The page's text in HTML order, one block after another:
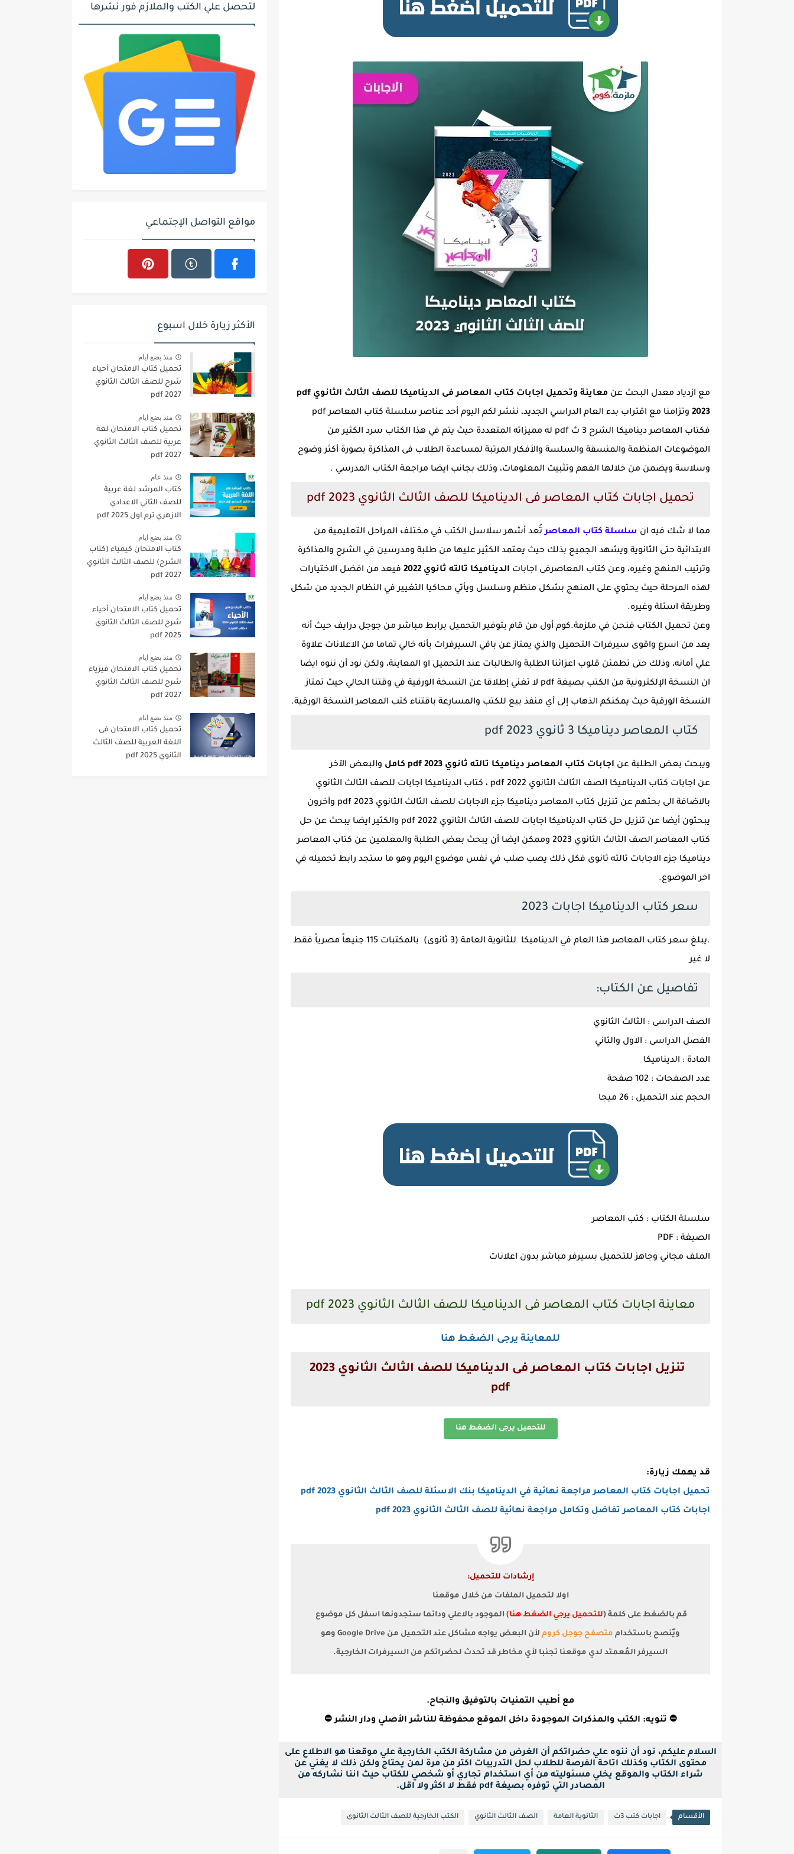
مع ازدياد معدل البحث عن
معاينة وتحميل اجابات كتاب المعاصر فى الديناميكا للصف الثالث الثانوي pdf
2023
وتزامنا مع اقتراب بدء العام الدراسي الجديد، ننشر لكم اليوم أحد عناصر سلسلة كتاب المعاصر pdf
فكتاب المعاصر ديناميكا الشرح 3 ث pdf له مميزاته المتعددة حيث يتم في هذا الكتاب سرد الكثير من
الموضوعات المنظمة والمنسقة والسلسة والأفكار المرتبة لمساعدة الطلاب فى المذاكرة بصورة أكثر وضوح
وسلاسة ويضمن من خلالها الفهم وتثبيت المعلومات، وذلك بجانب ايضا مراجعة الكتاب المدرسي .
تحميل اجابات كتاب المعاصر فى الديناميكا للصف الثالث الثانوي 2023 pdf
مما لا شك فيه ان سلسلة كتاب المعاصرتُعد أشهر سلاسل الكتب في مختلف المراحل التعليمية من
الابتدائية حتى الثانوية ويشهد الجميع بذلك حيث يعتمد الكثير عليها من طلبة ومدرسين في الشرح والمذاكرة
وترتيب المنهج وغيره، وعن كتاب المعاصرفى اجابات الديناميكا تالته ثانوي 2022
فيعد من افضل الاختيارات
لهذه المرحلة حيث يحتوي على المنهج بشكل منظم وسلسل ويأتي محاكيا التغيير في النظام الجديد من شكل
وطريقة اسئلة وغيره.
وعن تحميل الكتاب فنحن في ملزمة.كوم أول من قام بتوفير التحميل برابط مباشر من جوجل درايف حيث أنه
يعد من اسرع واقوى سيرفرات التحميل والذي يمتاز عن باقي السيرفرات بأنه خالي تماما من الاعلانات علاوة
علي أمانه، وذلك حتى تطمئن قلوب اعزائنا الطلبة والطالبات عند التحميل او المعاينة، ولكن نود أن ننوه ايضا
ان النسخة الإلكترونية من الكتب بصيغة pdf لا تغني إطلاقا عن النسخة الورقية في وقتنا الحالي حيث تمتاز
النسخة الورقية حيث يمكنكم الذهاب إلى أي منفذ بيع للكتب والمسارعة باقتناء كتب المعاصر النسخة الورقية.
كتاب المعاصر ديناميكا 3 ثانوي 2023 pdf
ويبحث بعض الطلبة عن اجابات كتاب المعاصر ديناميكا تالته ثانوي 2023 pdf كامل
والبعض الآخر
عن اجابات كتاب الديناميكا الصف الثالث الثانوي pdf 2022 ، كتاب الديناميكا اجابات للصف الثالث الثانوي
بالاضافة الى بحثهم عن تنزيل كتاب المعاصر ديناميكا جزء الاجابات للصف الثالث الثانوي pdf 2023 وآخرون
يبحثون أيضا عن تنزيل حل كتاب الديناميكا اجابات للصف الثالث الثانوي 2022 pdf والكثير ايضا يبحث عن حل
كتاب المعاصر الصف الثالث الثانوي 2023 وممكن ايضا أن يبحث بعض الطلبة والمعلمين عن كتاب المعاصر
ديناميكا جزء الاجابات تالته ثانوى فكل ذلك يصب صلب في نفس موضوع اليوم وهو ما ستجد رابط تحميله في
اخر الموضوع.
سعر كتاب الديناميكا اجابات 2023
.يبلغ سعر كتاب المعاصر هذا العام في الديناميكا للثانوية العامة (3 ثانوى) بالمكتبات 115 جنيهاً مصرياً فقط
لا غير
تفاصيل عن الكتاب:
الصف الدراسى : الثالث الثانوي
الفصل الدراسى : الاول والثاني
المادة : الديناميكا
عدد الصفحات : 102 صفحة
الحجم عند التحميل : 26 ميجا
سلسلة الكتاب : كتب المعاصر
الصيغة : PDF
الملف مجاني وجاهز للتحميل بسيرفر مباشر بدون اعلانات
معاينة اجابات كتاب المعاصر فى الديناميكا للصف الثالث الثانوي 2023 pdf
للمعاينة يرجى الضغط هنا
تنزيل اجابات كتاب المعاصر فى الديناميكا للصف الثالث الثانوي 2023
pdf
للتحميل يرجى الضغط هنا
قد يهمك زيارة:
تحميل اجابات كتاب المعاصر مراجعة نهائية في الديناميكا بنك الاسئلة للصف الثالث الثانوي 2023 pdf
اجابات كتاب المعاصر تفاضل وتكامل مراجعة نهائية للصف الثالث الثانوي 2023 pdf
إرشادات للتحميل:
اولا لتحميل الملفات من خلال موقعنا
قم بالضغط على كلمة (للتحميل يرجي الضغط هنا) الموجود بالاعلي ودائما ستجدونها اسفل كل موضوع
ويٌنصح باستخدام متصفح جوجل كروم لأن البعض يواجه مشاكل عند التحميل من Google Drive وهو
السيرفر المُعمتد لدي موقعنا تجنبا لأي مخاطر قد تحدث لحضراتكم من السيرفرات الخارجية.
مع أطيب التمنيات بالتوفيق والنجاح.
⛔ تنويه: الكتب والمذكرات الموجودة داخل الموقع محفوظة للناشر الأصلي ودار النشر ⛔
السلام عليكم، نود أن ننوه علي حضراتكم أن الغرض من مشاركة الكتب الخارجية علي موقعنا هو الاطلاع على
محتوى الكتاب وكذلك اتاحة الفرصة للطلاب لحل التدريبات اكتر من مرة لمن يحتاج ولكن ذلك لا يغني عن
شراء الكتاب والموقع يخلي مسئوليته من أي استخدام تجاري أو شخصي للكتاب حيث اننا نشاركه من
المصادر التي توفره بصيغة pdf فقط لا اكثر ولا اقل.
الأقسام اجابات كتب 3ث الثانوية العامة الصف الثالث الثانوي الكتب الخارجية للصف الثالث الثانوى
لتحصل علي الكتب والملازم فور نشرها
مواقع التواصل الإجتماعي
الأكثر زيارة خلال اسبوع
منذ بضع ايام
تحميل كتاب الامتحان أحياء
شرح للصف الثالث الثانوي
2027 pdf
منذ بضع ايام
تحميل كتاب الامتحان لغة
عربية للصف الثالث الثانوي
2027 pdf
منذ عام
كتاب المرشد لغة عربية
للصف الثاني الاعدادي
الازهري ترم اول 2025 pdf
منذ بضع ايام
كتاب الامتحان كيمياء (كتاب
الشرح) للصف الثالث الثانوي
pdf 2027
منذ بضع ايام
تحميل كتاب الامتحان أحياء
شرح للصف الثالث الثانوي
2025 pdf
منذ بضع ايام
تحميل كتاب الامتحان فيزياء
شرح للصف الثالث الثانوي
2027 pdf
منذ بضع ايام
تحميل كتاب الامتحان فى
اللغة العربية للصف الثالث
الثانوي 2025 pdf